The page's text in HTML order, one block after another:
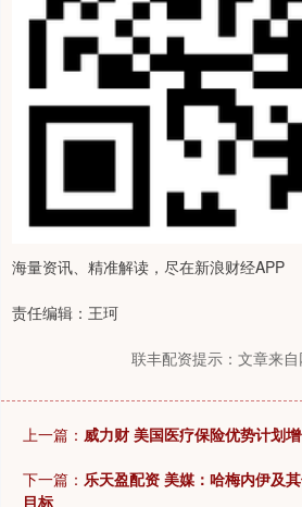
海量资讯、精准解读，尽在新浪财经APP
责任编辑：王珂
联丰配资提示：文章来自
上一篇： 威力财 美国医疗保险优势计划
下一篇： 乐天盈配资 美媒：哈梅内伊及
目标